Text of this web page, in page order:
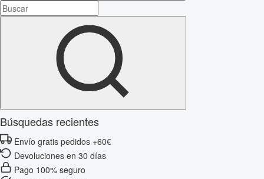
Búsquedas recientes
Envío gratis pedidos +60€
Devoluciones en 30 días
Pago 100% seguro